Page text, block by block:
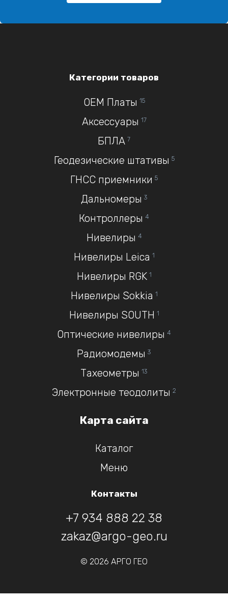
Категории товаров
OEM Платы 15
Аксессуары 17
БПЛА 7
Геодезические штативы 5
ГНСС приемники 5
Дальномеры 3
Контроллеры 4
Нивелиры 4
Нивелиры Leica 1
Нивелиры RGK 1
Нивелиры Sokkia 1
Нивелиры SOUTH 1
Оптические нивелиры 4
Радиомодемы 3
Тахеометры 13
Электронные теодолиты 2
Карта сайта
Каталог
Меню
Контакты
+7 934 888 22 38
zakaz@argo-geo.ru
© 2026 АРГО ГЕО